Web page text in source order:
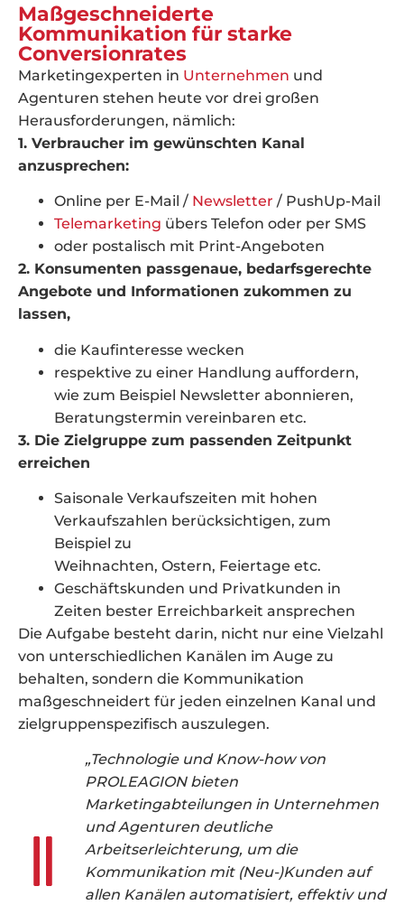
Maßgeschneiderte
Kommunikation für starke
Conversionrates
Marketingexperten in Unternehmen und
Agenturen stehen heute vor drei großen
Herausforderungen, nämlich:
1. Verbraucher im gewünschten Kanal
anzusprechen:
Online per E-Mail / Newsletter / PushUp-Mail
Telemarketing übers Telefon oder per SMS
oder postalisch mit Print-Angeboten
2. Konsumenten passgenaue, bedarfsgerechte
Angebote und Informationen zukommen zu
lassen,
die Kaufinteresse wecken
respektive zu einer Handlung auffordern,
wie zum Beispiel Newsletter abonnieren,
Beratungstermin vereinbaren etc.
3. Die Zielgruppe zum passenden Zeitpunkt
erreichen
Saisonale Verkaufszeiten mit hohen
Verkaufszahlen berücksichtigen, zum
Beispiel zu
Weihnachten, Ostern, Feiertage etc.
Geschäftskunden und Privatkunden in
Zeiten bester Erreichbarkeit ansprechen
Die Aufgabe besteht darin, nicht nur eine Vielzahl
von unterschiedlichen Kanälen im Auge zu
behalten, sondern die Kommunikation
maßgeschneidert für jeden einzelnen Kanal und
zielgruppenspezifisch auszulegen.
„Technologie und Know-how von
PROLEAGION bieten
Marketingabteilungen in Unternehmen
und Agenturen deutliche
Arbeitserleichterung, um die
Kommunikation mit (Neu-)Kunden auf
allen Kanälen automatisiert, effektiv und